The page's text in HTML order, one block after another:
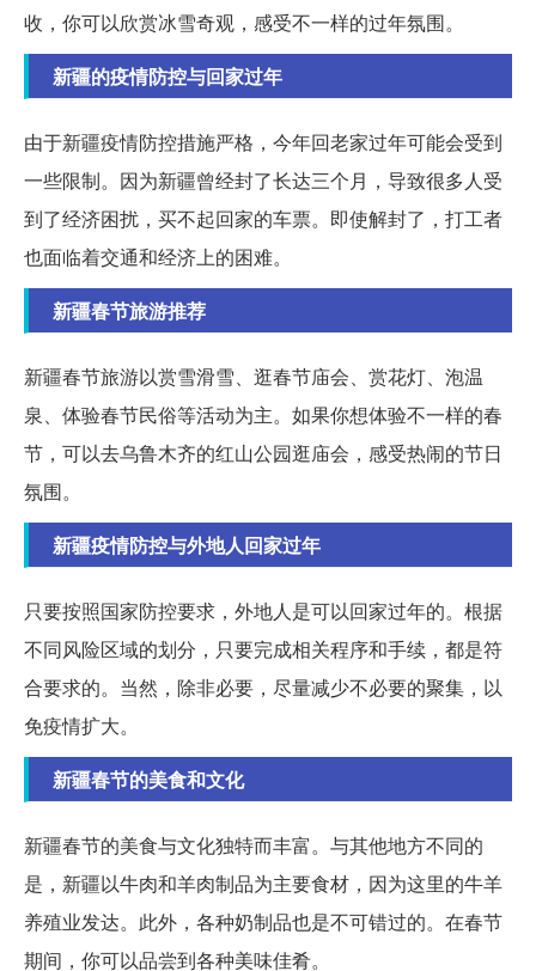
收，你可以欣赏冰雪奇观，感受不一样的过年氛围。
新疆的疫情防控与回家过年
由于新疆疫情防控措施严格，今年回老家过年可能会受到
一些限制。因为新疆曾经封了长达三个月，导致很多人受
到了经济困扰，买不起回家的车票。即使解封了，打工者
也面临着交通和经济上的困难。
新疆春节旅游推荐
新疆春节旅游以赏雪滑雪、逛春节庙会、赏花灯、泡温
泉、体验春节民俗等活动为主。如果你想体验不一样的春
节，可以去乌鲁木齐的红山公园逛庙会，感受热闹的节日
氛围。
新疆疫情防控与外地人回家过年
只要按照国家防控要求，外地人是可以回家过年的。根据
不同风险区域的划分，只要完成相关程序和手续，都是符
合要求的。当然，除非必要，尽量减少不必要的聚集，以
免疫情扩大。
新疆春节的美食和文化
新疆春节的美食与文化独特而丰富。与其他地方不同的
是，新疆以牛肉和羊肉制品为主要食材，因为这里的牛羊
养殖业发达。此外，各种奶制品也是不可错过的。在春节
期间，你可以品尝到各种美味佳肴。